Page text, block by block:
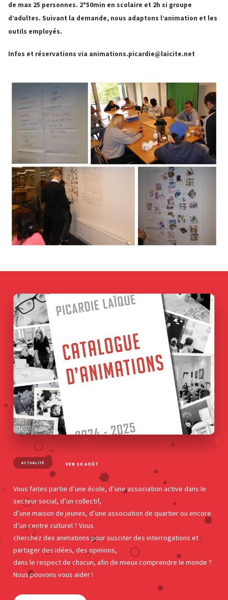
de max 25 personnes. 2*50min en scolaire et 2h si groupe
d’adultes. Suivant la demande, nous adaptons l’animation et les
outils employés.
Infos et réservations via animations.picardie@laicite.net
ACTUALITÉ VEN 30 AOÛT
Vous faites partie d’une école, d’une association active dans le
secteur social, d’un collectif,
d’une maison de jeunes, d’une association de quartier ou encore
d’un centre culturel ? Vous
cherchez des animations pour susciter des interrogations et
partager des idées, des opinions,
dans le respect de chacun, afin de mieux comprendre le monde ?
Nous pouvons vous aider !